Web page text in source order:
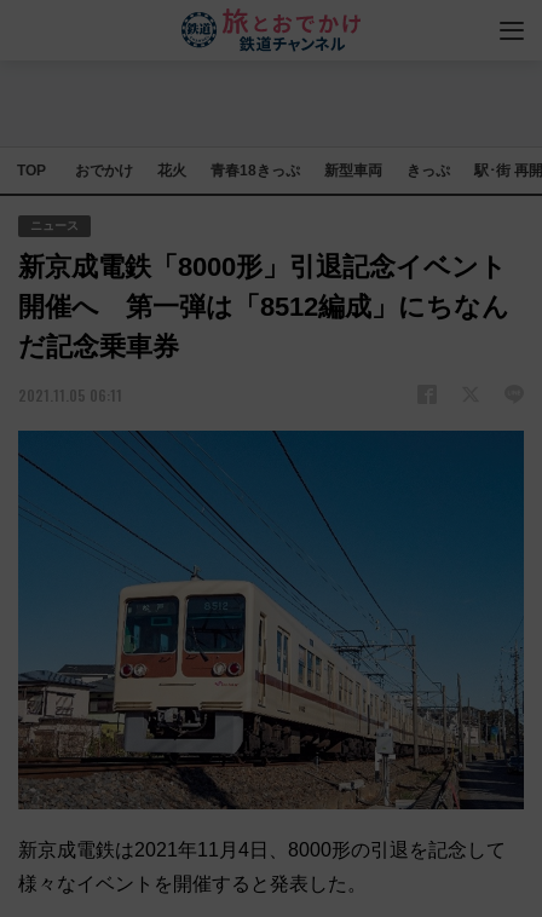
TOP おでかけ 花火 青春18きっぷ 新型車両 きっぷ 駅･街 再
ニュース
新京成電鉄「8000形」引退記念イベント
開催へ 第一弾は「8512編成」にちなん
だ記念乗車券
2021.11.05 06:11
新京成電鉄は2021年11月4日、8000形の引退を記念して
様々なイベントを開催すると発表した。